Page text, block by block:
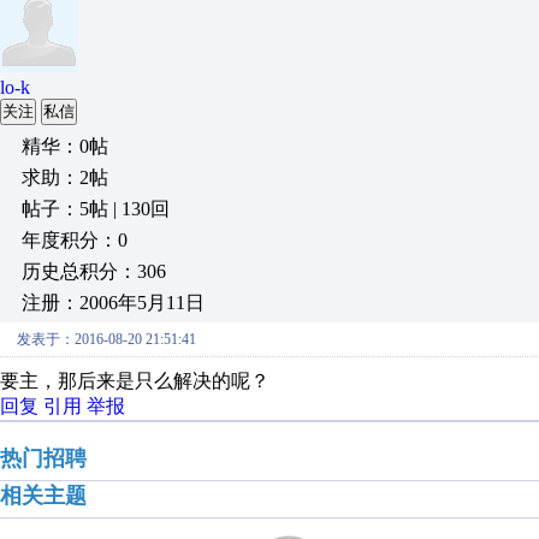
lo-k
关注 私信
精华：0帖
求助：2帖
帖子：5帖 | 130回
年度积分：0
历史总积分：306
注册：2006年5月11日
发表于：2016-08-20 21:51:41
要主，那后来是只么解决的呢？
回复 引用 举报
热门招聘
相关主题